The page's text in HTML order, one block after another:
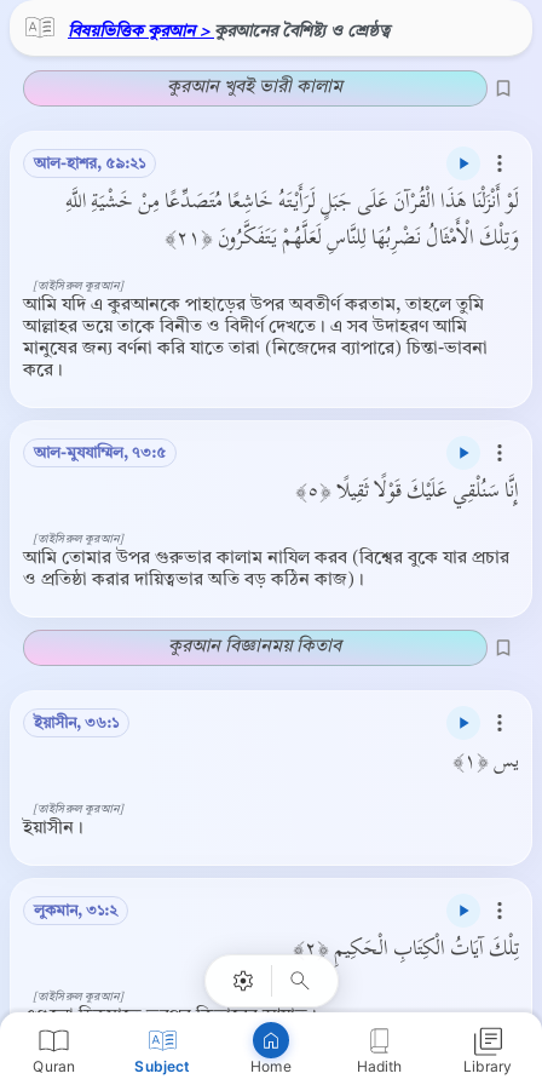
Quran Subject Home Hadith Library
বিষয়ভিত্তিক কুরআন > কুরআনের বৈশিষ্ট্য ও শ্রেষ্ঠত্ব
কুরআন খুবই ভারী কালাম
আল-হাশর, ৫৯:২১
لَوْ أَنْزَلْنَا هَذَا الْقُرْآنَ عَلَى جَبَلٍ لَرَأَيْتَهُ خَاشِعًا مُتَصَدِّعًا مِنْ خَشْيَةِ اللَّهِ
وَتِلْكَ الْأَمْثَالُ نَضْرِبُهَا لِلنَّاسِ لَعَلَّهُمْ يَتَفَكَّرُونَ ﴿٢١﴾
আমি যদি এ কুরআনকে পাহাড়ের উপর অবতীর্ণ করতাম, তাহলে তুমি
আল্লাহর ভয়ে তাকে বিনীত ও বিদীর্ণ দেখতে। এ সব উদাহরণ আমি
মানুষের জন্য বর্ণনা করি যাতে তারা (নিজেদের ব্যাপারে) চিন্তা-ভাবনা
করে।
[তাইসিরুল কুরআন]
আল-মুযযাম্মিল, ৭৩:৫
إِنَّا سَنُلْقِي عَلَيْكَ قَوْلًا ثَقِيلًا ﴿٥﴾
আমি তোমার উপর গুরুভার কালাম নাযিল করব (বিশ্বের বুকে যার প্রচার
ও প্রতিষ্ঠা করার দায়িত্বভার অতি বড় কঠিন কাজ)।
[তাইসিরুল কুরআন]
কুরআন বিজ্ঞানময় কিতাব
ইয়াসীন, ৩৬:১
يس ﴿١﴾
ইয়াসীন।
[তাইসিরুল কুরআন]
লুকমান, ৩১:২
تِلْكَ آيَاتُ الْكِتَابِ الْحَكِيمِ ﴿٢﴾
এগুলো হিকমাতে ভরপুর কিতাবের আয়াত।
[তাইসিরুল কুরআন]